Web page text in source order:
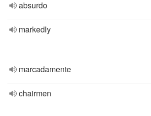
absurdo
markedly
marcadamente
chairmen